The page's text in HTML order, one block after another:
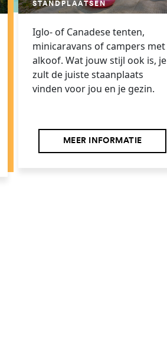
STANDPLAATSEN
Iglo- of Canadese tenten,
minicaravans of campers met
alkoof. Wat jouw stijl ook is, je
zult de juiste staanplaats
vinden voor jou en je gezin.
MEER INFORMATIE